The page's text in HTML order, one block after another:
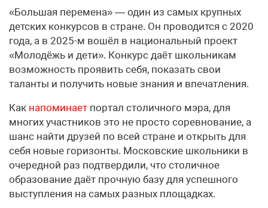
«Большая перемена» — один из самых крупных
детских конкурсов в стране. Он проводится с 2020
года, а в 2025-м вошёл в национальный проект
«Молодёжь и дети». Конкурс даёт школьникам
возможность проявить себя, показать свои
таланты и получить новые знания и впечатления.
Как напоминает портал столичного мэра, для
многих участников это не просто соревнование, а
шанс найти друзей по всей стране и открыть для
себя новые горизонты. Московские школьники в
очередной раз подтвердили, что столичное
образование даёт прочную базу для успешного
выступления на самых разных площадках.